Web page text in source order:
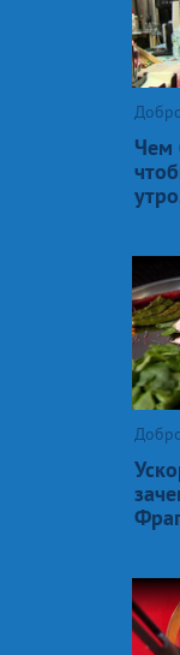
Чем